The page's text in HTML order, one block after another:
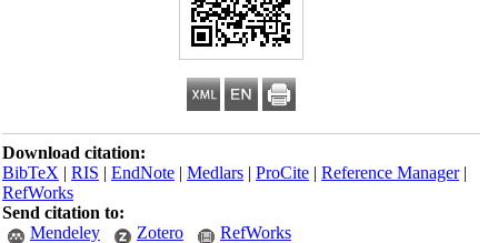
Download citation:
BibTeX|RIS|EndNote|Medlars|ProCite|Reference Manager
RefWorks
Send citation to:
Mendeley
Zotero RefWorks